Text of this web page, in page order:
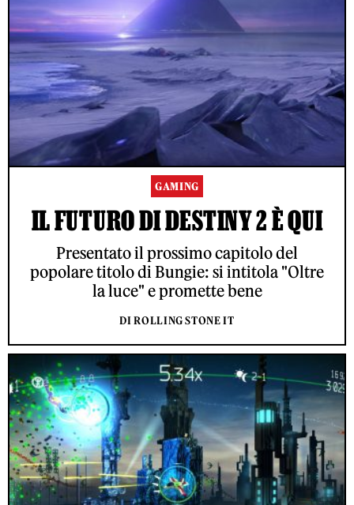
GAMING
IL FUTURO DI DESTINY 2 È QUI
Presentato il prossimo capitolo del
popolare titolo di Bungie: si intitola "Oltre
la luce" e promette bene
DI ROLLING STONE IT